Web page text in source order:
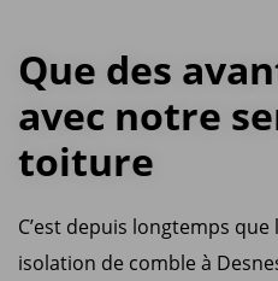
Que des
avec notre
toiture
C’est depuis longtemps
isolation de comble à